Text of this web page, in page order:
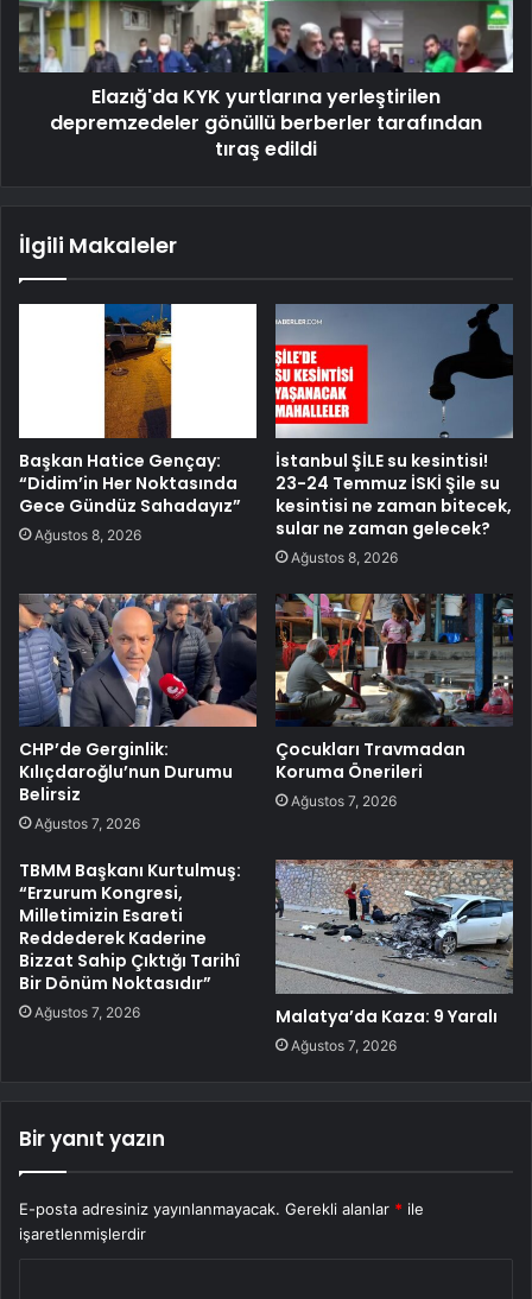
Elazığ'da KYK yurtlarına yerleştirilen
depremzedeler gönüllü berberler tarafından
tıraş edildi
İlgili Makaleler
Başkan Hatice Gençay:
“Didim’in Her Noktasında
Gece Gündüz Sahadayız”
Ağustos 8, 2026
İstanbul ŞİLE su kesintisi!
23-24 Temmuz İSKİ Şile su
kesintisi ne zaman bitecek,
sular ne zaman gelecek?
Ağustos 8, 2026
CHP’de Gerginlik:
Kılıçdaroğlu’nun Durumu
Belirsiz
Ağustos 7, 2026
Çocukları Travmadan
Koruma Önerileri
Ağustos 7, 2026
TBMM Başkanı Kurtulmuş:
“Erzurum Kongresi,
Milletimizin Esareti
Reddederek Kaderine
Bizzat Sahip Çıktığı Tarihî
Bir Dönüm Noktasıdır”
Ağustos 7, 2026 Malatya’da Kaza: 9 Yaralı
Ağustos 7, 2026
Bir yanıt yazın
E-posta adresiniz yayınlanmayacak. Gerekli alanlar * ile
işaretlenmişlerdir